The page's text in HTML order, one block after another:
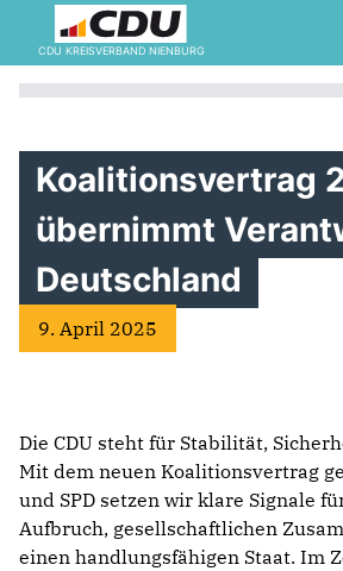
CDU KREISVERBAND NIENBURG
Koalitionsvertrag
übernimmt
Deutschland
9. April 2025
Die CDU steht für Stabilität,
Mit dem neuen Koalitionsvertrag
und SPD setzen wir klare Signale
Aufbruch, gesellschaftlichen
einen handlungsfähigen Staat. Im